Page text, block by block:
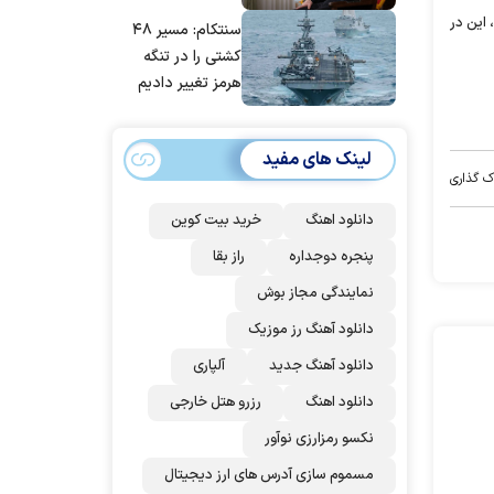
در
گذاری
مردم ایران استسنتکام: مسیر ۴۸
کشتی را در تنگه
هرمز تغییر دادیم
لینک های مفید
دانلود اهنگ
خرید بیت کوین
پنجره دوجداره
راز بقا
نمایندگی مجاز بوش
دانلود آهنگ رز‌ موزیک
دانلود آهنگ جدید
آلپاری
دانلود اهنگ
رزرو هتل خارجی
نکسو رمزارزی نوآور
مسموم سازی آدرس های ارز دیجیتال